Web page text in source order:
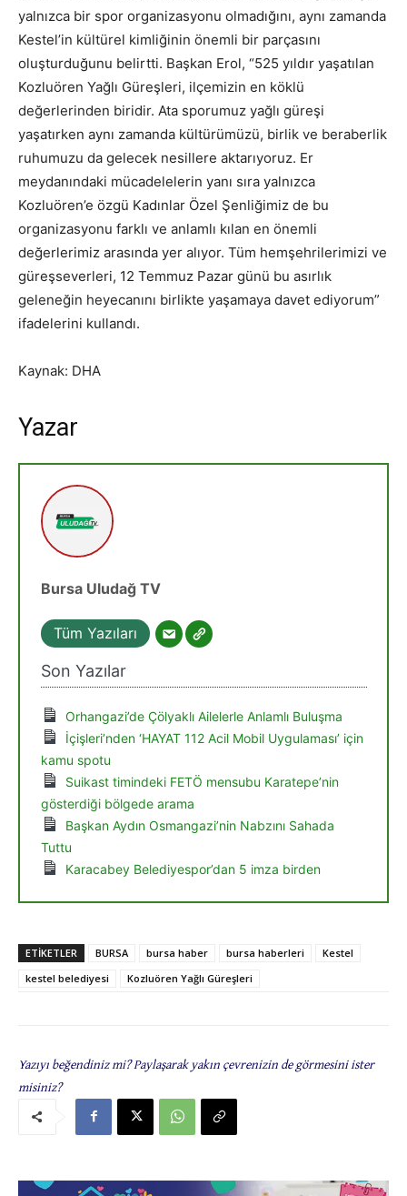
yalnızca bir spor organizasyonu olmadığını, aynı zamanda
Kestel’in kültürel kimliğinin önemli bir parçasını
oluşturduğunu belirtti. Başkan Erol, “525 yıldır yaşatılan
Kozluören Yağlı Güreşleri, ilçemizin en köklü
değerlerinden biridir. Ata sporumuz yağlı güreşi
yaşatırken aynı zamanda kültürümüzü, birlik ve beraberlik
ruhumuzu da gelecek nesillere aktarıyoruz. Er
meydanındaki mücadelelerin yanı sıra yalnızca
Kozluören’e özgü Kadınlar Özel Şenliğimiz de bu
organizasyonu farklı ve anlamlı kılan en önemli
değerlerimiz arasında yer alıyor. Tüm hemşehrilerimizi ve
güreşseverleri, 12 Temmuz Pazar günü bu asırlık
geleneğin heyecanını birlikte yaşamaya davet ediyorum”
ifadelerini kullandı.
Kaynak: DHA
Yazar
Bursa Uludağ TV
Tüm Yazıları
Son Yazılar
Orhangazi’de Çölyaklı Ailelerle Anlamlı Buluşma
İçişleri’nden ‘HAYAT 112 Acil Mobil Uygulaması’ için
kamu spotu
Suikast timindeki FETÖ mensubu Karatepe’nin
gösterdiği bölgede arama
Başkan Aydın Osmangazi’nin Nabzını Sahada
Tuttu
Karacabey Belediyespor’dan 5 imza birden
ETIKETLER BURSA bursa haber bursa haberleri
Kestel
kestel belediyesi
Kozluören Yağlı Güreşleri
Yazıyı beğendiniz mi? Paylaşarak yakın çevrenizin de görmesini ister
misiniz?